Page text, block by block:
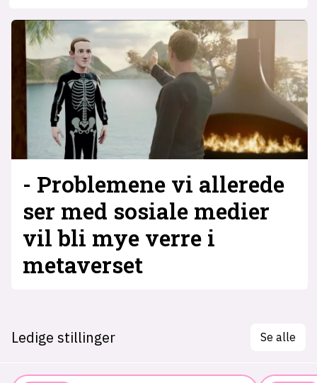
- Problemene vi allerede
ser med sosiale medier
vil bli mye verre i
metaverset
Ledige stillinger Se alle